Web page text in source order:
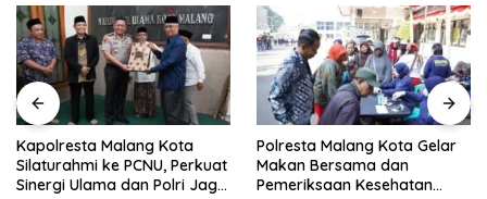
Kapolresta Malang Kota
Silaturahmi ke PCNU, Perkuat
Sinergi Ulama dan Polri Jaga
Polresta Malang Kota Gelar
Makan Bersama dan
Pemeriksaan Kesehatan